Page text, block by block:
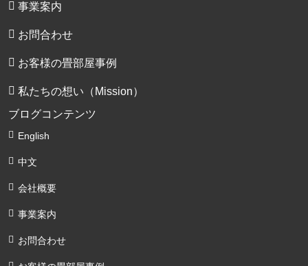
事業案内
お問合わせ
お客様の畳部屋事例
私たちの想い（Mission）
ブログコンテンツ
English
中文
会社概要
事業案内
お問合わせ